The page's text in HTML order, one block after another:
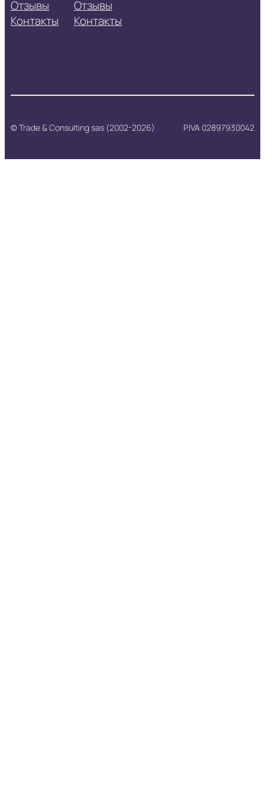
Отзывы
Контакты
Отзывы
Контакты
© Trade & Consulting sas (2002-2026) P.IVA 02897930042